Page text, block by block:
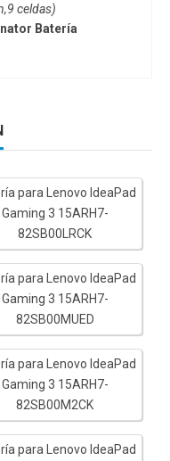
celdas)
Batería
para Lenovo IdeaPad
Gaming 3 15ARH7-
82SB00LRCK
para Lenovo IdeaPad
Gaming 3 15ARH7-
82SB00MUED
para Lenovo IdeaPad
Gaming 3 15ARH7-
82SB00M2CK
para Lenovo IdeaPad